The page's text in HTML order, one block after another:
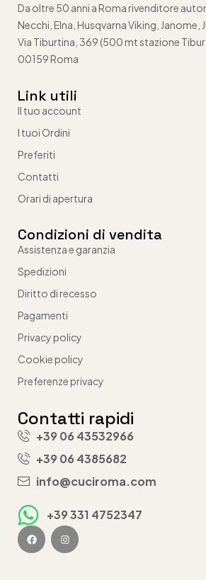
Da oltre 50 anni a Roma rivenditore
Necchi, Elna, Husqvarna Viking, Janome,
Via Tiburtina, 369 (500 mt stazione
00159 Roma
Link utili
Il tuo account
I tuoi Ordini
Preferiti
Contatti
Orari di apertura
Condizioni di vendita
Assistenza e garanzia
Spedizioni
Diritto di recesso
Pagamenti
Privacy policy
Cookie policy
Preferenze privacy
Contatti rapidi
+39 06 43532966
+39 06 4385682
info@cuciroma.com
+39 331 4752347